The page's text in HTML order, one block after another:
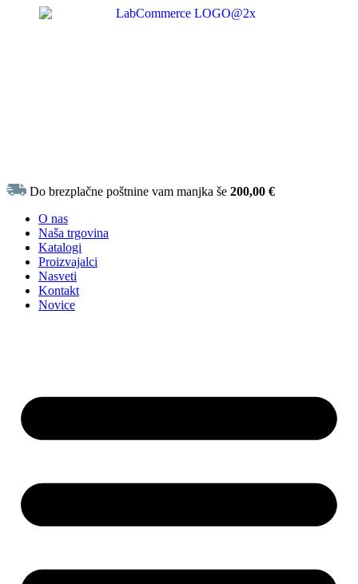
Do brezplačne poštnine vam manjka še200,00€
O nas
Naša trgovina
Katalogi
Proizvajalci
Nasveti
Kontakt
Novice